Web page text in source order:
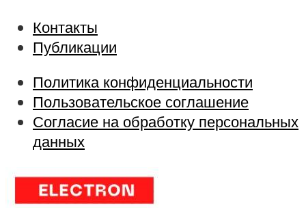
Контакты
Публикации
Политика конфиденциальности
Пользовательское соглашение
Согласие на обработку персональных
данных